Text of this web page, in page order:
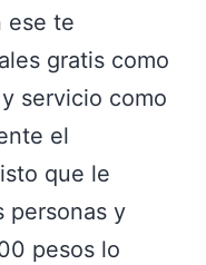
ese te
gratis como
servicio como
el
que le
personas y
pesos lo